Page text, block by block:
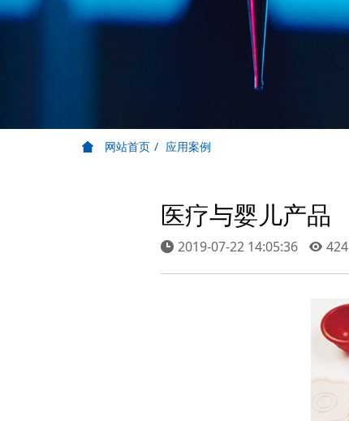
网站首页 应用案例
医疗与婴儿产品
2019-07-22 14:05:36 424